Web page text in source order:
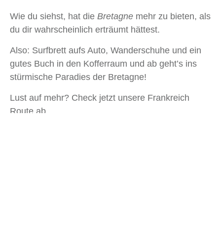
Wie du siehst, hat die Bretagne mehr zu bieten, als
du dir wahrscheinlich erträumt hättest.
Also: Surfbrett aufs Auto, Wanderschuhe und ein
gutes Buch in den Kofferraum und ab geht’s ins
stürmische Paradies der Bretagne!
Lust auf mehr? Check jetzt unsere Frankreich
Route ab.